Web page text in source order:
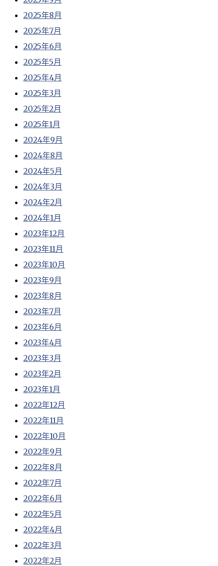
2025年8月
2025年7月
2025年6月
2025年5月
2025年4月
2025年3月
2025年2月
2025年1月
2024年9月
2024年8月
2024年5月
2024年3月
2024年2月
2024年1月
2023年12月
2023年11月
2023年10月
2023年9月
2023年8月
2023年7月
2023年6月
2023年4月
2023年3月
2023年2月
2023年1月
2022年12月
2022年11月
2022年10月
2022年9月
2022年8月
2022年7月
2022年6月
2022年5月
2022年4月
2022年3月
2022年2月